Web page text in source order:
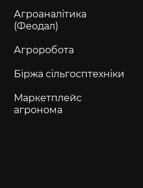
Агроаналітика
(Феодал)
Агроробота
Біржа сільгосптехніки
Маркетплейс
агронома